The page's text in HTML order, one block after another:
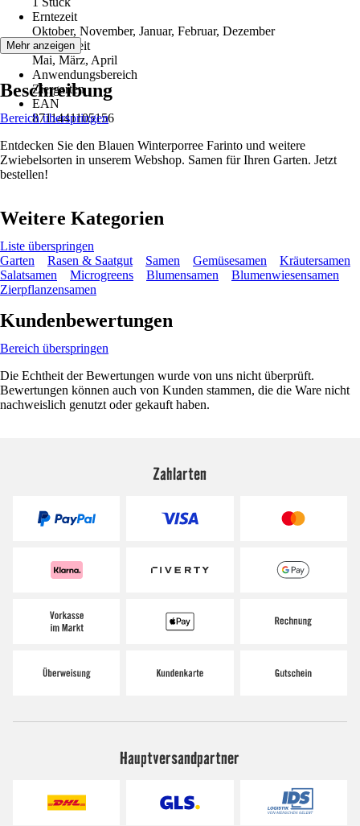
Erntezeit
Oktober, November, Januar, Februar, Dezember
Aussaatzeit
Mai, März, April
Anwendungsbereich
Ziergarten
EAN
8711441105156
Mehr anzeigen
Beschreibung
Bereich überspringen
Entdecken Sie den Blauen Winterporree Farinto und weitere
Zwiebelsorten in unserem Webshop. Samen für Ihren Garten. Jetzt
bestellen!
Weitere Kategorien
Liste überspringen
Garten
Rasen & Saatgut Samen Gemüsesamen
Kräutersamen
Salatsamen
Microgreens Blumensamen
Blumenwiesensamen
Zierpflanzensamen
Kundenbewertungen
Bereich überspringen
Die Echtheit der Bewertungen wurde von uns nicht überprüft.
Bewertungen können auch von Kunden stammen, die die Ware nicht
nachweislich genutzt oder gekauft haben.
Zahlarten
Hauptversandpartner